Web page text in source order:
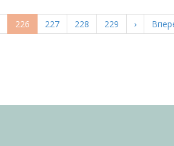
Поточна
сторінка
226 Page
227 Page
228 Page
229
Наступна
сторінка
›